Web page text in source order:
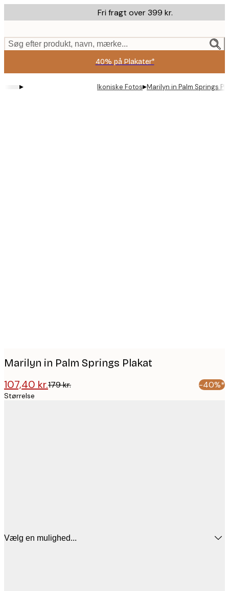
to
content.
Fri fragt over 399 kr.
Søg efter produkt, navn, mærke...
40% på Plakater*
▸ Ikoniske Fotos▸Marilyn in Palm Springs
Marilyn in Palm Springs Plakat
107,40 kr.179 kr. -40%*
Størrelse
Vælg en mulighed...